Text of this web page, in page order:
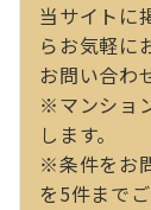
当サイトに
らお気軽に
お問い合わ
※マンショ
します。
※条件をお
を5件まで